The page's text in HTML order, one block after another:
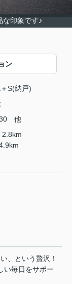
な印象です♪
ン
S(納戸)
他
2.8km
、という贅沢！
い毎日をサポー